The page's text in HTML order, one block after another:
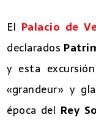
El Palacio de
declarados
y esta
«grandeur» y
época del Rey